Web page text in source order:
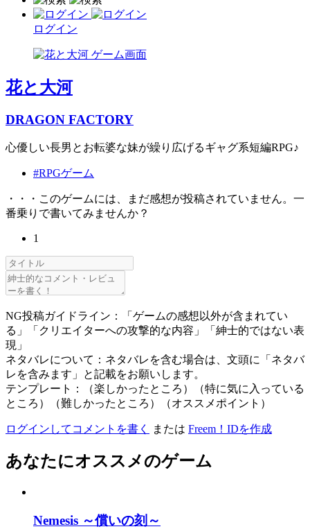
ログイン
花と大河
DRAGON FACTORY
心優しい長男とお転婆な妹が繰り広げるギャグ系短編RPG♪
#RPGゲーム
・・・このゲームには、まだ感想が投稿されていません。一
番乗りで書いてみませんか？
1
NG投稿ガイドライン：「ゲームの感想以外が含まれてい
る」「クリエイターへの攻撃的な内容」「紳士的ではない表
現」
ネタバレについて：ネタバレを含む場合は、文頭に「ネタバ
レを含みます」と記載をお願いします。
テンプレート：（楽しかったところ）（特に気に入っている
ところ）（難しかったところ）（オススメポイント）
ログインしてコメントを書く または Freem！IDを作成
あなたにオススメのゲーム
Nemesis ～償いの刻～